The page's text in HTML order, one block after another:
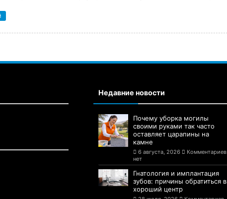
Недавние новости
Почему уборка могилы
своими руками так часто
оставляет царапины на
камне
6 августа, 2026
Комментариев
нет
Гнатология и имплантация
зубов: причины обратиться в
хороший центр